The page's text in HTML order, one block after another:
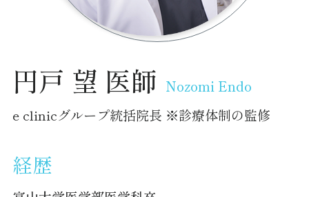
円戸 望 医師 Nozomi Endo
e clinicグループ統括院長 ※診療体制の監修
経歴